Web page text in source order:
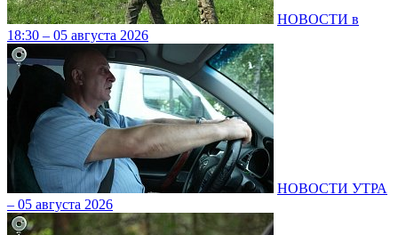
НОВОСТИ в
18:30 – 05 августа 2026
НОВОСТИ УТРА
– 05 августа 2026